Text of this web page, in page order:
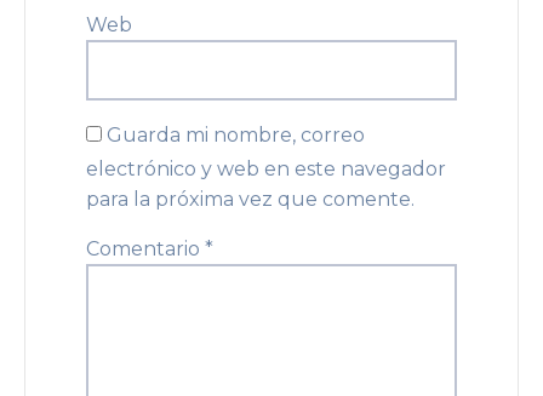
Web
Guarda mi nombre, correo
electrónico y web en este navegador
para la próxima vez que comente.
Comentario *